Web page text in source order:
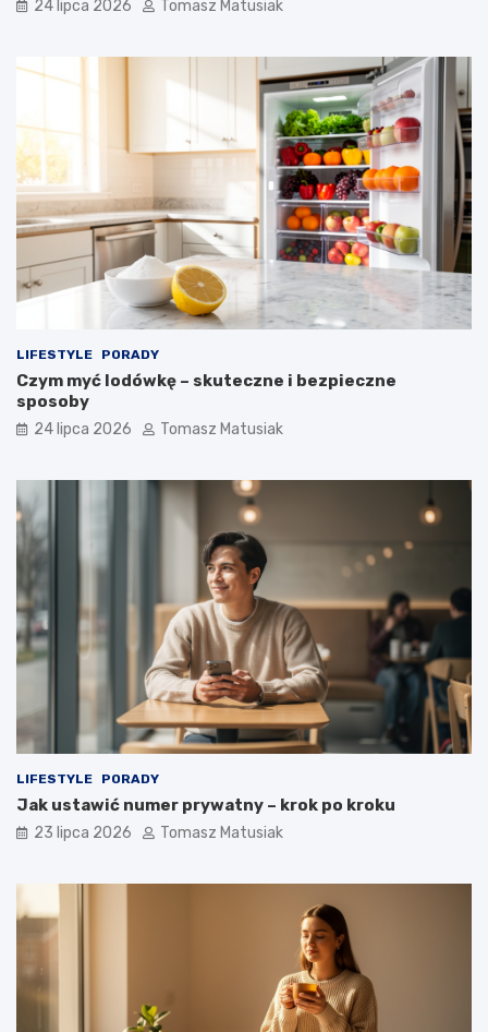
24 lipca 2026 Tomasz Matusiak
LIFESTYLE PORADY
Czym myć lodówkę – skuteczne i bezpieczne
sposoby
24 lipca 2026 Tomasz Matusiak
LIFESTYLE PORADY
Jak ustawić numer prywatny – krok po kroku
23 lipca 2026 Tomasz Matusiak